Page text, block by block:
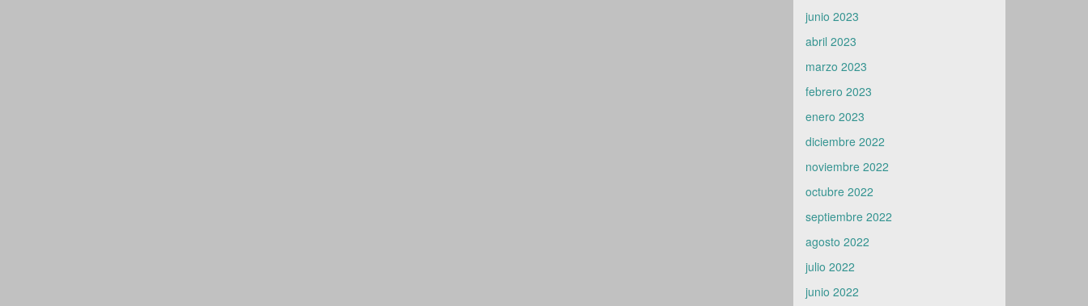
junio 2023
abril 2023
marzo 2023
febrero 2023
enero 2023
diciembre 2022
noviembre 2022
octubre 2022
septiembre 2022
agosto 2022
julio 2022
junio 2022